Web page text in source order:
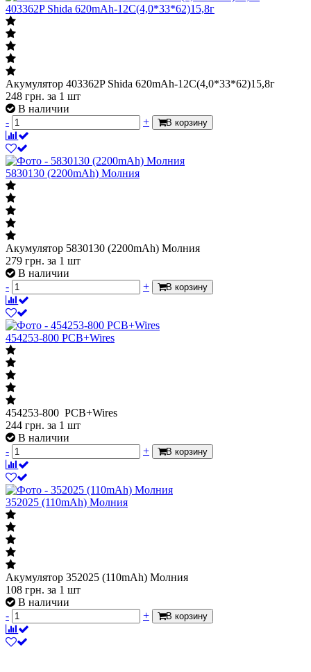
403362P Shida 620mAh-12C(4,0*33*62)15,8г
Акумулятор 403362P Shida 620mAh-12C(4,0*33*62)15,8г
248 грн. за 1 шт
В наличии
-
+ В корзину
5830130 (2200mAh) Молния
Акумулятор 5830130 (2200mAh) Молния
279 грн. за 1 шт
В наличии
-
+ В корзину
454253-800 PCB+Wires
454253-800 PCB+Wires
244 грн. за 1 шт
В наличии
-
+ В корзину
352025 (110mAh) Молния
Акумулятор 352025 (110mAh) Молния
108 грн. за 1 шт
В наличии
-
+ В корзину